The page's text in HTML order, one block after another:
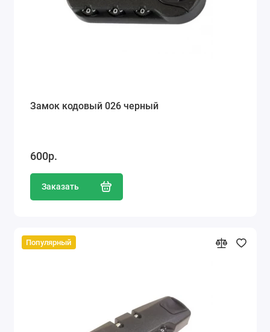
Замок кодовый 026 черный
600р.
Заказать
Популярный